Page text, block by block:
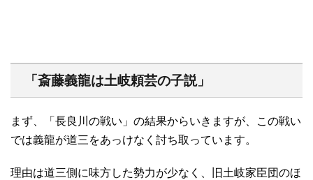
「斎藤義龍は土岐頼芸の子説」
まず、「長良川の戦い」の結果からいきますが、この戦い
では義龍が道三をあっけなく討ち取っています。
理由は道三側に味方した勢力が少なく、旧土岐家臣団のほ